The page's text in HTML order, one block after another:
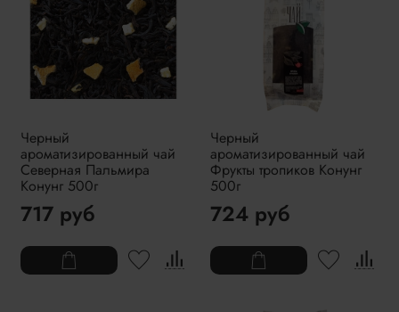
Черный
ароматизированный чай
Северная Пальмира
Конунг 500г
717 руб
Черный
ароматизированный чай
Фрукты тропиков Конунг
500г
724 руб